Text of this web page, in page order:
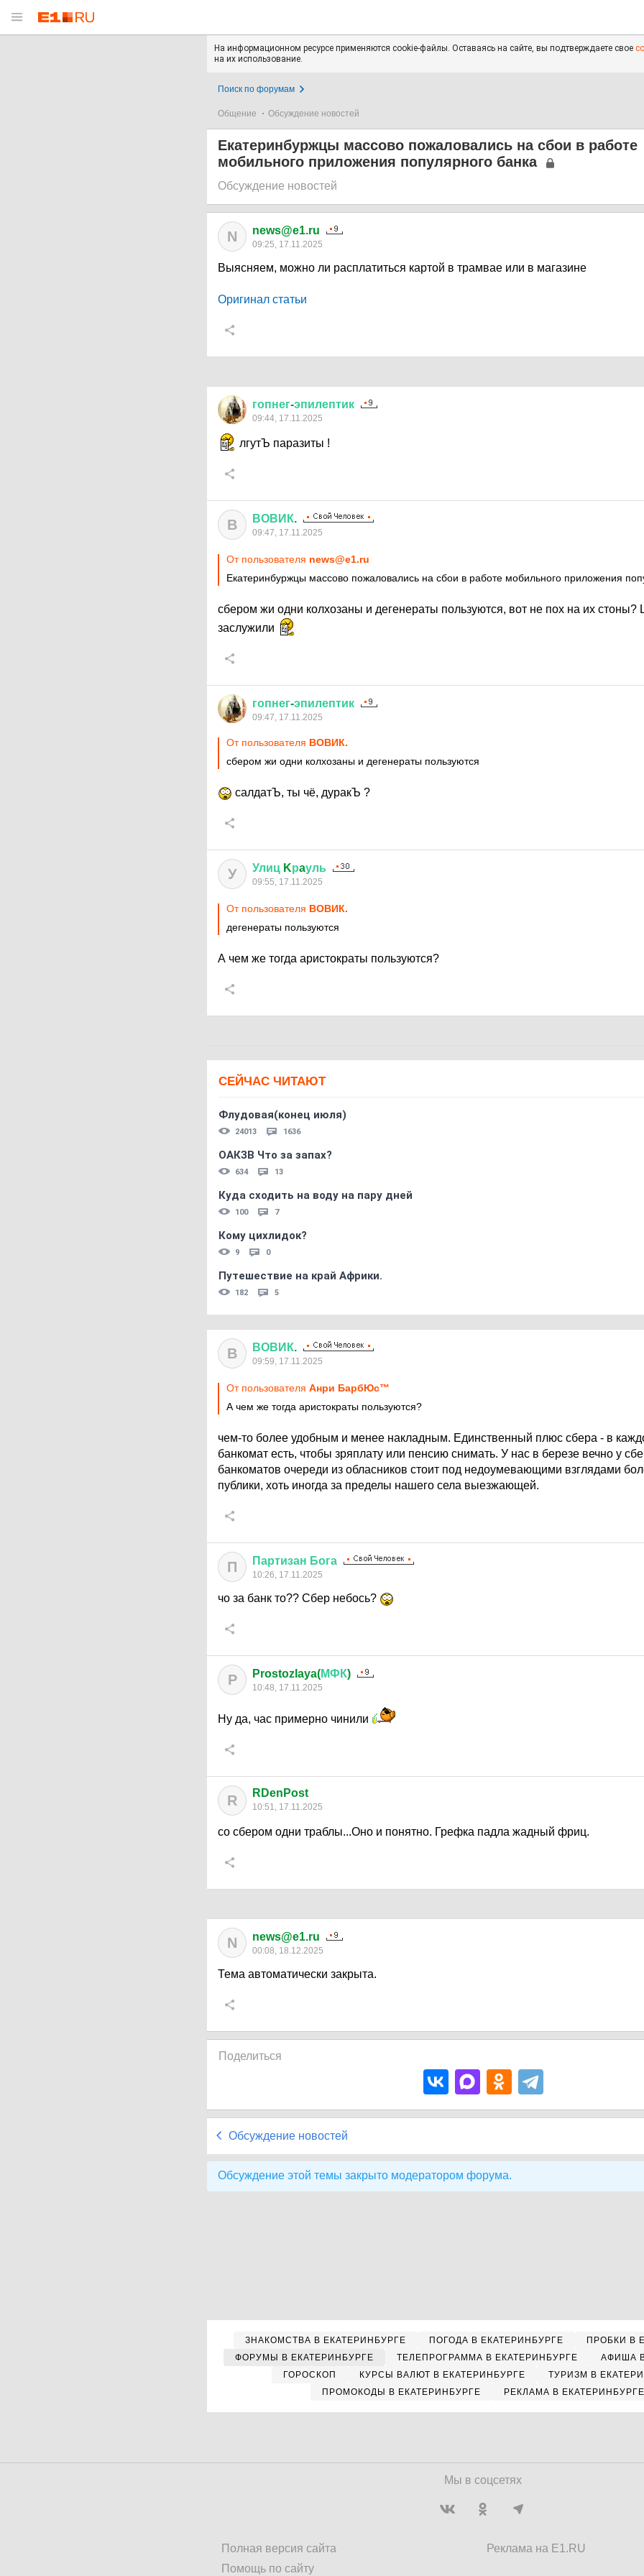
На информационном ресурсе применяются cookie-файлы. Оставаясь на сайте, вы подтверждаете свое
на их использование.
Поиск по форумам
Общение Обсуждение новостей
Екатеринбуржцы массово пожаловались на сбои в работе
мобильного приложения популярного банка
Обсуждение новостей
N news@e1.ru
09:25, 17.11.2025
Выясняем, можно ли расплатиться картой в трамвае или в магазине
Оригинал статьи
гопнег-эпилептик
09:44, 17.11.2025
лгутЪ паразиты !
В ВОВИК.
09:47, 17.11.2025
От пользователя news@e1.ru
Екатеринбуржцы массово пожаловались на сбои в работе мобильного приложения
сбером жи одни колхозаны и дегенераты пользуются, вот не пох на их
заслужили
гопнег-эпилептик
09:47, 17.11.2025
От пользователя ВОВИК.
сбером жи одни колхозаны и дегенераты пользуются
салдатЪ, ты чё, дуракЪ ?
У Улиц Kрaуль
09:55, 17.11.2025
От пользователя ВОВИК.
дегенераты пользуются
А чем же тогда аристократы пользуются?
СЕЙЧАС ЧИТАЮТ
Флудовая(конец июля)
24013 1636
ОАКЗВ Что за запах?
634 13
Куда сходить на воду на пару дней
100 7
Кому цихлидок?
9 0
Путешествие на край Африки.
182 5
В ВОВИК.
09:59, 17.11.2025
От пользователя Анри БарбЮс™
А чем же тогда аристократы пользуются?
чем-то более удобным и менее накладным. Единственный плюс сбера - в
банкомат есть, чтобы зряплату или пенсию снимать. У нас в березе вечно у
банкоматов очереди из обласников стоит под недоумевающими взглядами
публики, хоть иногда за пределы нашего села выезжающей.
П Партизан Бога
10:26, 17.11.2025
чо за банк то?? Сбер небось?
P Prostozlaya(МФК)
10:48, 17.11.2025
Ну да, час примерно чинили
R RDenPost
10:51, 17.11.2025
со сбером одни траблы...Оно и понятно. Грефка падла жадный фриц.
N news@e1.ru
00:08, 18.12.2025
Тема автоматически закрыта.
Поделиться
Обсуждение новостей
Обсуждение этой темы закрыто модератором форума.
ЗНАКОМСТВА В ЕКАТЕРИНБУРГЕ ПОГОДА В ЕКАТЕРИНБУРГЕ
ПРОБКИ В
ФОРУМЫ В ЕКАТЕРИНБУРГЕ
ТЕЛЕПРОГРАММА В ЕКАТЕРИНБУРГЕ
АФИША
ГОРОСКОП
КУРСЫ ВАЛЮТ В ЕКАТЕРИНБУРГЕ
ТУРИЗМ В
ПРОМОКОДЫ В ЕКАТЕРИНБУРГЕ
РЕКЛАМА В ЕКАТЕРИНБУРГЕ
Мы в соцсетях
Полная версия сайта
Помощь по сайту
Реклама на E1.RU